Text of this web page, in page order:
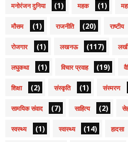
मनोरंजन दुनिया (1) महक (1)
मौसम (1) राजनीति (20) राष्टीय
रोजगार (1) लखनऊ (117)
लघुकथा (1) विचार प्रवाह (19)
शिक्षा (2) संस्कृति (1) संस्मरण
सामयिक संवाद (7) साहित्य (2)
स्वस्थ्य (1) स्वास्थ्य (14) हादसा